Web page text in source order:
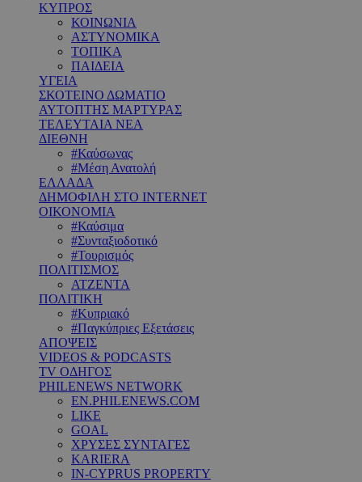
ΚΥΠΡΟΣ
ΚΟΙΝΩΝΙΑ
ΑΣΤΥΝΟΜΙΚΑ
ΤΟΠΙΚΑ
ΠΑΙΔΕΙΑ
ΥΓΕΙΑ
ΣΚΟΤΕΙΝΟ ΔΩΜΑΤΙΟ
ΑΥΤΟΠΤΗΣ ΜΑΡΤΥΡΑΣ
ΤΕΛΕΥΤΑΙΑ ΝΕΑ
ΔΙΕΘΝΗ
#Καύσωνας
#Μέση Ανατολή
ΕΛΛΑΔΑ
ΔΗΜΟΦΙΛΗ ΣΤΟ INTERNET
ΟΙΚΟΝΟΜΙΑ
#Καύσιμα
#Συνταξιοδοτικό
#Τουρισμός
ΠΟΛΙΤΙΣΜΟΣ
ΑΤΖΕΝΤΑ
ΠΟΛΙΤΙΚΗ
#Κυπριακό
#Παγκύπριες Εξετάσεις
ΑΠΟΨΕΙΣ
VIDEOS & PODCASTS
TV ΟΔΗΓΟΣ
PHILENEWS NETWORK
EN.PHILENEWS.COM
LIKE
GOAL
ΧΡΥΣΕΣ ΣΥΝΤΑΓΕΣ
KARIERA
IN-CYPRUS PROPERTY